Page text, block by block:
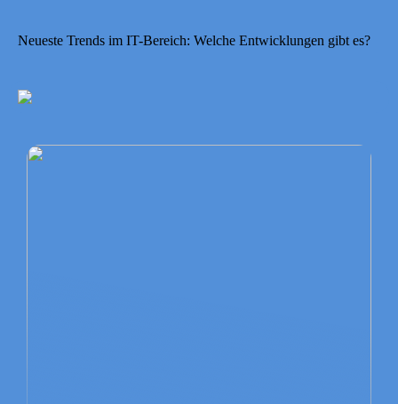
Neueste Trends im IT-Bereich: Welche Entwicklungen gibt es?